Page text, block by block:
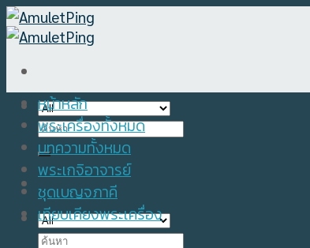
Skip
to
Search
for:
Search
หน้าหลัก
พระเครื่องทั้งหมด
บทความทั้งหมด
พระเกจิอาจารย์
ชุดเบญจภาคี
เทียบเคียงพระเครื่อง